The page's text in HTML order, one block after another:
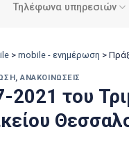
Τηλέφωνα υπηρεσιών
> mobile - ενημέρωση >
,ΑΝΑΚΟΙΝΏΣΕΙΣ
2021 του